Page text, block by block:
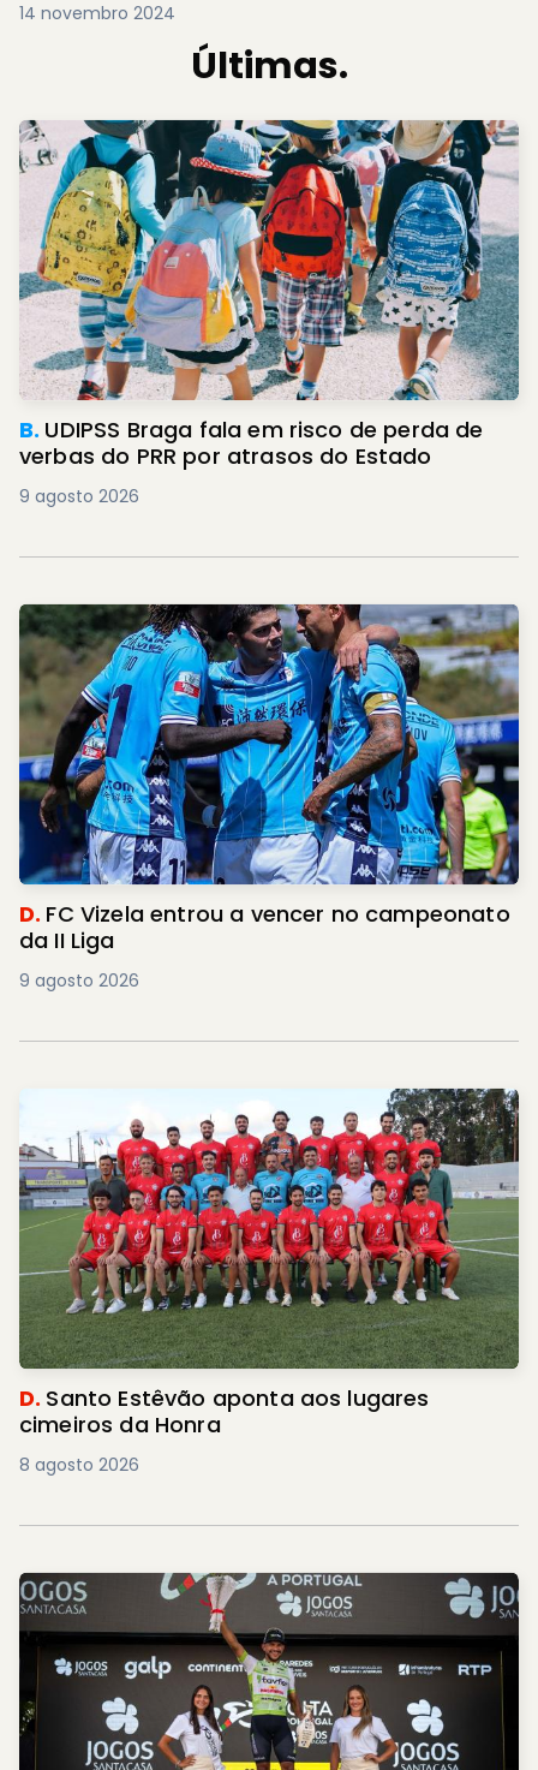
14 novembro 2024
Últimas.
B. UDIPSS Braga fala em risco de perda de
verbas do PRR por atrasos do Estado
9 agosto 2026
D. FC Vizela entrou a vencer no campeonato
da II Liga
9 agosto 2026
D. Santo Estêvão aponta aos lugares
cimeiros da Honra
8 agosto 2026